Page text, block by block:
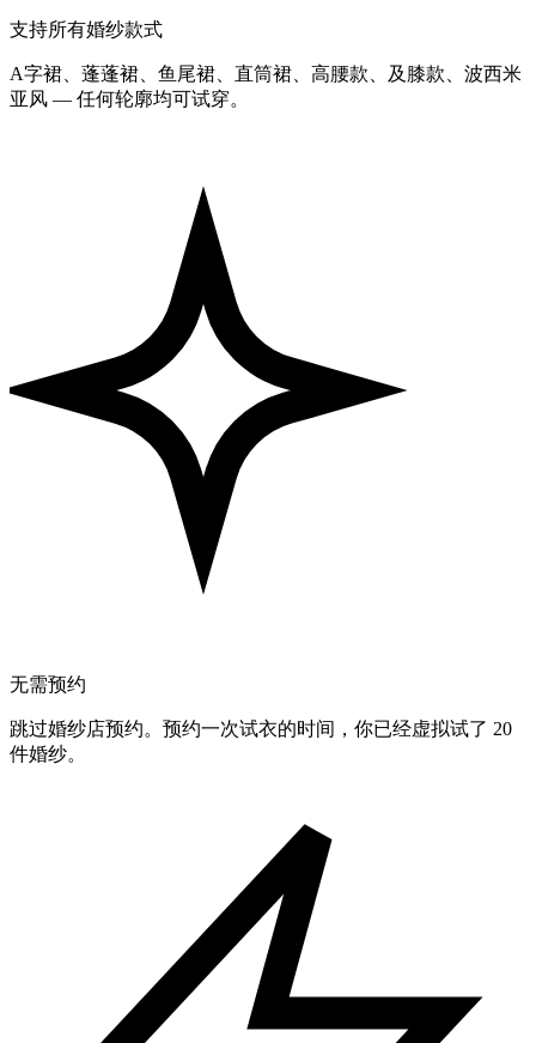
支持所有婚纱款式
A字裙、蓬蓬裙、鱼尾裙、直筒裙、高腰款、及膝款、波西米
亚风 — 任何轮廓均可试穿。
无需预约
跳过婚纱店预约。预约一次试衣的时间，你已经虚拟试了 20
件婚纱。